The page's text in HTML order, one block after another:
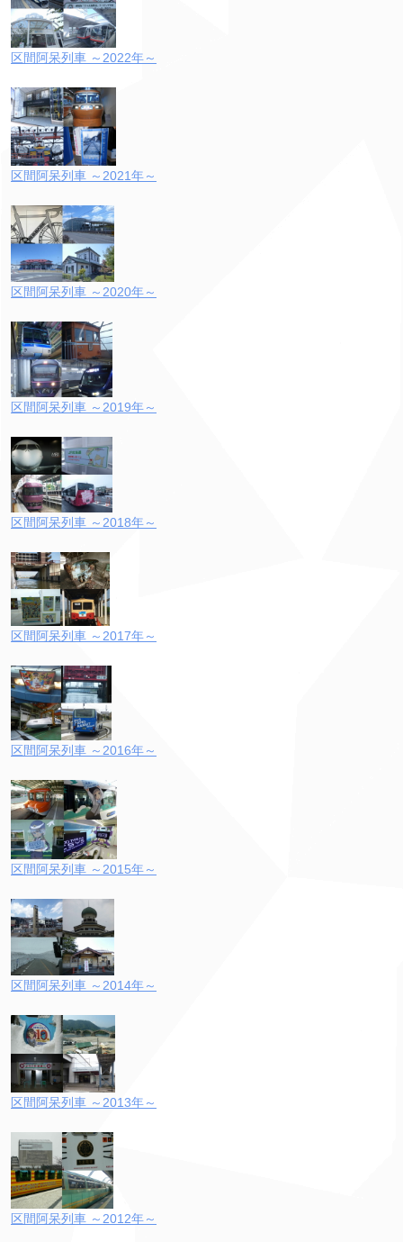
区間阿呆列車 ～2022年～
区間阿呆列車 ～2021年～
区間阿呆列車 ～2020年～
区間阿呆列車 ～2019年～
区間阿呆列車 ～2018年～
区間阿呆列車 ～2017年～
区間阿呆列車 ～2016年～
区間阿呆列車 ～2015年～
区間阿呆列車 ～2014年～
区間阿呆列車 ～2013年～
区間阿呆列車 ～2012年～